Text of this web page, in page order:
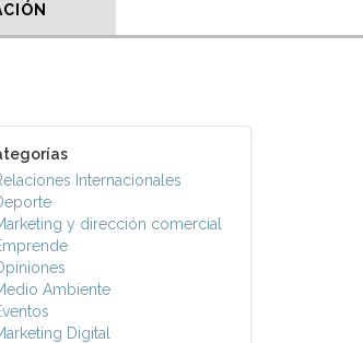
Internacionales
y dirección comercial
Ambiente
Digital